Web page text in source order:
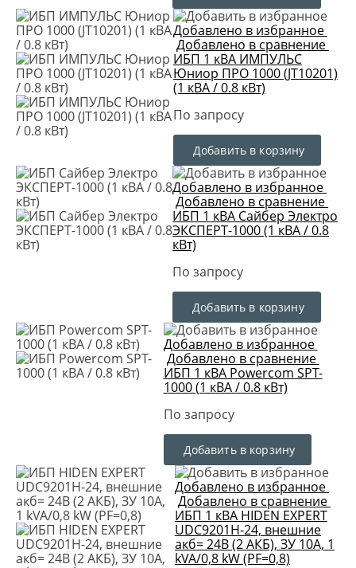
Добавлено в избранное
Добавлено в сравнение
ИБП 1 кВА ИМПУЛЬС
Юниор ПРО 1000 (JT10201)
(1 кВА / 0.8 кВт)
По запросу
Добавить в корзину
Добавлено в избранное
Добавлено в сравнение
ИБП 1 кВА Сайбер Электро
ЭКСПЕРТ-1000 (1 кВА / 0.8
кВт)
По запросу
Добавить в корзину
Добавлено в избранное
Добавлено в сравнение
ИБП 1 кВА Powercom SPT-
1000 (1 кВА / 0.8 кВт)
По запросу
Добавить в корзину
Добавлено в избранное
Добавлено в сравнение
ИБП 1 кВА HIDEN EXPERT
UDC9201H-24, внешние
акб= 24В (2 АКБ), ЗУ 10A, 1
kVA/0,8 kW (PF=0,8)